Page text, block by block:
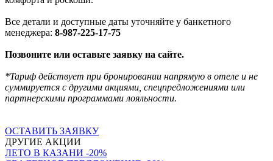
Все детали и доступные даты уточняйте у банкетного
менеджера: 8-987-225-17-75
Позвоните или оставьте заявку на сайте.
*Тариф действует при бронировании напрямую в отеле и не
суммируется с другими акциями, спецпредложениями или
партнерскими программами лояльности.
ОСТАВИТЬ ЗАЯВКУ
ДРУГИЕ АКЦИИ
ЛЕТО В КАЗАНИ -20%